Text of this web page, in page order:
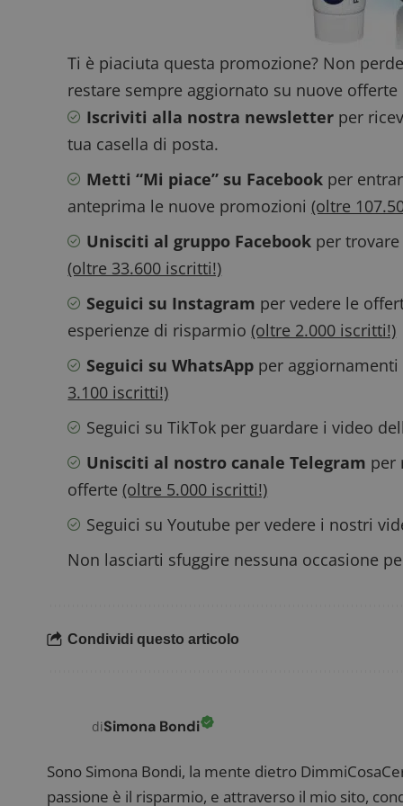
Ti è piaciuta questa promozione? Non
restare sempre aggiornato su nuove offerte
Iscriviti alla nostra newsletter per
tua casella di posta.
Metti “Mi piace” su Facebook per
anteprima le nuove promozioni(oltre
Unisciti al gruppo Facebook per
(oltre 33.600 iscritti!)
Seguici su Instagram per vedere le
esperienze di risparmio(oltre 2.000 iscritti!)
Seguici su WhatsApp per
3.100 iscritti!)
Seguici su TikTok per guardare i video
Unisciti al nostro canale Telegram per
offerte(oltre 5.000 iscritti!)
Seguici su Youtube per vedere i nostri
Non lasciarti sfuggire nessuna occasione
Condividi questo articolo
diSimona Bondi
Sono Simona Bondi, la mente dietro
passione è il risparmio, e attraverso il mio sito,
Nome
_pk_id.1.938b
_pk_ses.1.938b
FCCDCF
Nome
test_cookie